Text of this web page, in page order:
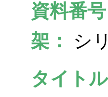
資料番号
架：
シ
タイトル